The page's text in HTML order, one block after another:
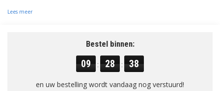
Lees meer
Bestel binnen:
09 : 28 : 37
en uw bestelling wordt vandaag nog verstuurd!